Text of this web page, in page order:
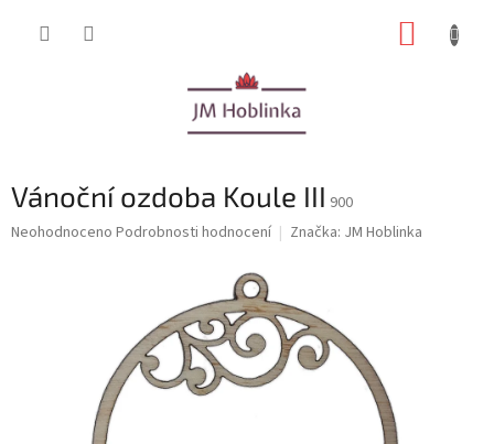
Vánoční ozdoba Koule III 900
Průměrné
Neohodnoceno Podrobnosti hodnocení Značka: JM Hoblinka